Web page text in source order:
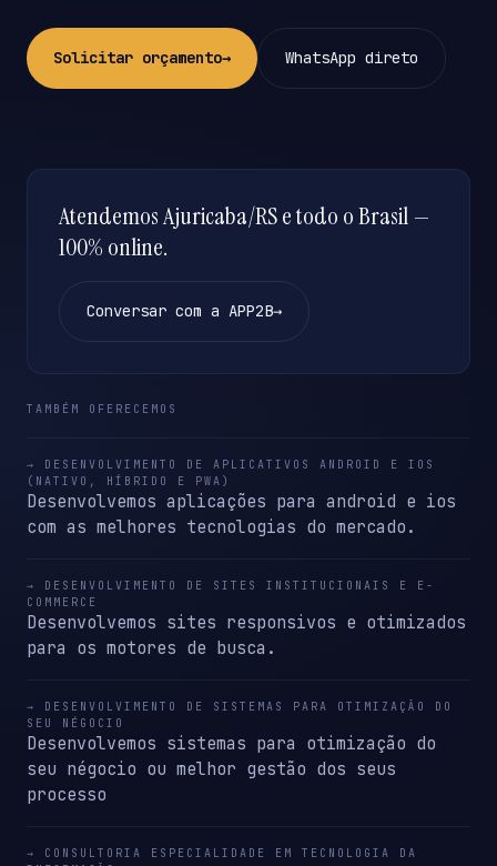
Solicitar orçamento→ WhatsApp direto
Atendemos Ajuricaba/RS e todo o Brasil —
100% online.
Conversar com a APP2B→
TAMBÉM OFERECEMOS
→ DESENVOLVIMENTO DE APLICATIVOS ANDROID E IOS
(NATIVO, HÍBRIDO E PWA)
Desenvolvemos aplicações para android e ios
com as melhores tecnologias do mercado.
→ DESENVOLVIMENTO DE SITES INSTITUCIONAIS E E-
COMMERCE
Desenvolvemos sites responsivos e otimizados
para os motores de busca.
→ DESENVOLVIMENTO DE SISTEMAS PARA OTIMIZAÇÃO DO
SEU NÉGOCIO
Desenvolvemos sistemas para otimização do
seu négocio ou melhor gestão dos seus
processo
→ CONSULTORIA ESPECIALIDADE EM TECNOLOGIA DA